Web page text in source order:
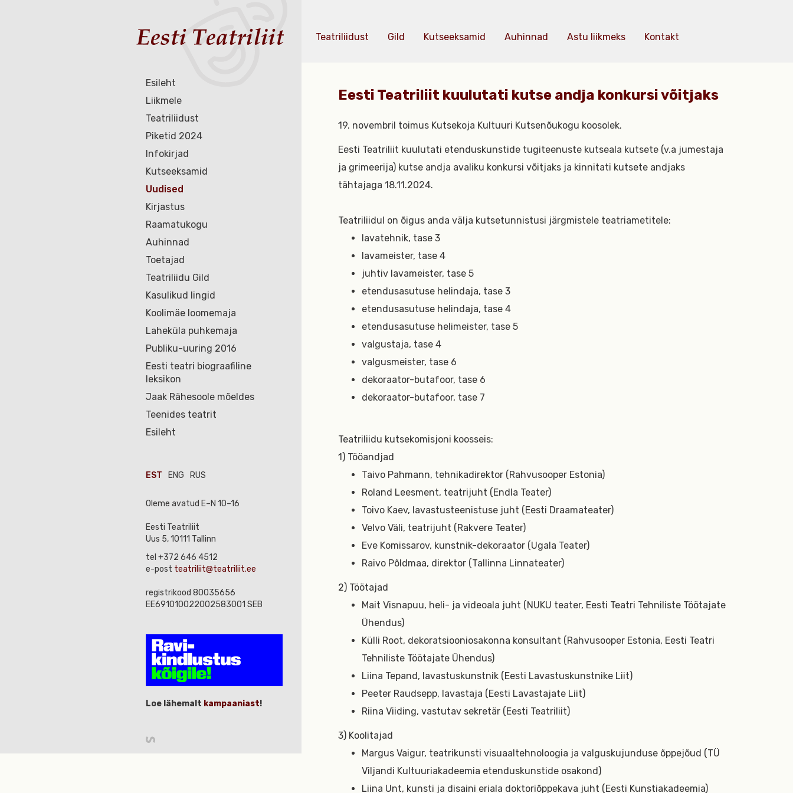
Esileht
Liikmele
Teatriliidust
Piketid 2024
Infokirjad
Kutseeksamid
Uudised
Kirjastus
Raamatukogu
Auhinnad
Toetajad
Teatriliidu Gild
Kasulikud lingid
Koolimäe loomemaja
Laheküla puhkemaja
Publiku-uuring 2016
Eesti teatri biograafiline
leksikon
Jaak Rähesoole mõeldes
Teenides teatrit
Esileht
EST ENG RUS
Oleme avatud E–N 10–16
Eesti Teatriliit
Uus 5, 10111 Tallinn
tel +372 646 4512
e-post teatriliit@teatriliit.ee
registrikood 80035656
EE691010022002583001 SEB
Loe lähemalt kampaaniast!
Teatriliidust Gild Kutseeksamid Auhinnad Astu liikmeks Kontakt
Eesti Teatriliit kuulutati kutse andja konkursi võitjaks
19. novembril toimus Kutsekoja Kultuuri Kutsenõukogu koosolek.
Eesti Teatriliit kuulutati etenduskunstide tugiteenuste kutseala kutsete (v.a jumestaja
ja grimeerija) kutse andja avaliku konkursi võitjaks ja kinnitati kutsete andjaks
tähtajaga 18.11.2024.
Teatriliidul on õigus anda välja kutsetunnistusi järgmistele teatriametitele:
lavatehnik, tase 3
lavameister, tase 4
juhtiv lavameister, tase 5
etendusasutuse helindaja, tase 3
etendusasutuse helindaja, tase 4
etendusasutuse helimeister, tase 5
valgustaja, tase 4
valgusmeister, tase 6
dekoraator-butafoor, tase 6
dekoraator-butafoor, tase 7
Teatriliidu kutsekomisjoni koosseis:
1) Tööandjad
Taivo Pahmann, tehnikadirektor (Rahvusooper Estonia)
Roland Leesment, teatrijuht (Endla Teater)
Toivo Kaev, lavastusteenistuse juht (Eesti Draamateater)
Velvo Väli, teatrijuht (Rakvere Teater)
Eve Komissarov, kunstnik-dekoraator (Ugala Teater)
Raivo Põldmaa, direktor (Tallinna Linnateater)
2) Töötajad
Mait Visnapuu, heli- ja videoala juht (NUKU teater, Eesti Teatri Tehniliste Töötajate
Ühendus)
Külli Root, dekoratsiooniosakonna konsultant (Rahvusooper Estonia, Eesti Teatri
Tehniliste Töötajate Ühendus)
Liina Tepand, lavastuskunstnik (Eesti Lavastuskunstnike Liit)
Peeter Raudsepp, lavastaja (Eesti Lavastajate Liit)
Riina Viiding, vastutav sekretär (Eesti Teatriliit)
3) Koolitajad
Margus Vaigur, teatrikunsti visuaaltehnoloogia ja valguskujunduse õppejõud (TÜ
Viljandi Kultuuriakadeemia etenduskunstide osakond)
Liina Unt, kunsti ja disaini eriala doktoriõppekava juht (Eesti Kunstiakadeemia)